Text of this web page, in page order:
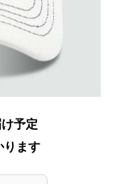
予定
ります